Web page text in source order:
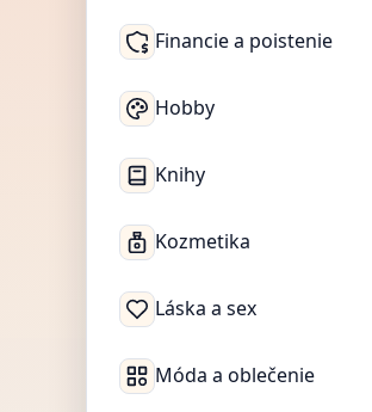
Financie a poistenie
Hobby
Knihy
Kozmetika
Láska a sex
Móda a oblečenie